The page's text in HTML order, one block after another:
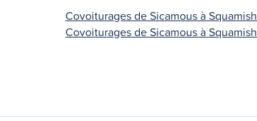
Covoiturages de Sicamous à Squamish
Covoiturages de Sicamous à Squamish